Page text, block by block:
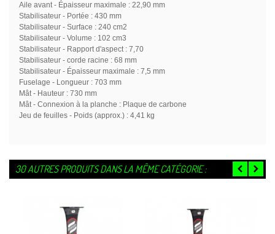
Aile avant - Épaisseur maximale : 22,90 mm
Stabilisateur - Portée : 430 mm
Stabilisateur - Surface : 240 cm2
Stabilisateur - Volume : 102 cm3
Stabilisateur - Rapport d'aspect : 7,70
Stabilisateur - corde racine : 68 mm
Stabilisateur - Épaisseur maximale : 7,5 mm
Fuselage - Longueur : 703 mm
Mât - Hauteur : 730 mm
Mât - Connexion à la planche : Plaque de carbone
Jeu de feuilles - Poids (approx.) : 4,41 kg
30 AUTRES PRODUITS DANS LA MÊME CATÉGORIE :